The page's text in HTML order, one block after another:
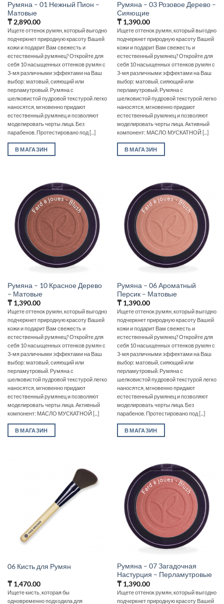
Румяна – 01 Нежный Пион –
Матовые
₸2,890.00
Ищете оттенок румян, который выгодно
подчеркнет природную красоту Вашей
кожи и подарит Вам свежесть и
естественный румянец? Откройте для
себя 10 насыщенных оттенков румян с
3-мя различными эффектами на Ваш
выбор: матовый, сияющий или
перламутровый. Румяна с
шелковистой пудровой текстурой легко
наносятся, мгновенно придают
естественный румянец и позволяют
моделировать черты лица. Без
парабенов. Протестировано под [...]
В МАГАЗИН
Румяна – 03 Розовое Дерево –
Сияющие
₸1,390.00
Ищете оттенок румян, который выгодно
подчеркнет природную красоту Вашей
кожи и подарит Вам свежесть и
естественный румянец? Откройте для
себя 10 насыщенных оттенков румян с
3-мя различными эффектами на Ваш
выбор: матовый, сияющий или
перламутровый. Румяна с
шелковистой пудровой текстурой легко
наносятся, мгновенно придают
естественный румянец и позволяют
моделировать черты лица. Активный
компонент: МАСЛО МУСКАТНОЙ [...]
В МАГАЗИН
Румяна – 10 Красное Дерево
– Матовые
₸1,390.00
Ищете оттенок румян, который выгодно
подчеркнет природную красоту Вашей
кожи и подарит Вам свежесть и
естественный румянец? Откройте для
себя 10 насыщенных оттенков румян с
3-мя различными эффектами на Ваш
выбор: матовый, сияющий или
перламутровый. Румяна с
шелковистой пудровой текстурой легко
наносятся, мгновенно придают
естественный румянец и позволяют
моделировать черты лица. Активный
компонент: МАСЛО МУСКАТНОЙ [...]
В МАГАЗИН
Румяна – 06 Ароматный
Персик – Матовые
₸1,390.00
Ищете оттенок румян, который выгодно
подчеркнет природную красоту Вашей
кожи и подарит Вам свежесть и
естественный румянец? Откройте для
себя 10 насыщенных оттенков румян с
3-мя различными эффектами на Ваш
выбор: матовый, сияющий или
перламутровый. Румяна с
шелковистой пудровой текстурой легко
наносятся, мгновенно придают
естественный румянец и позволяют
моделировать черты лица. Без
парабенов. Протестировано под [...]
В МАГАЗИН
06 Кисть для Румян
₸1,470.00
Ищете кисть, которая бы
одновременно подходила для
Румяна – 07 Загадочная
Настурция – Перламутровые
₸1,390.00
Ищете оттенок румян, который выгодно
подчеркнет природную красоту Вашей